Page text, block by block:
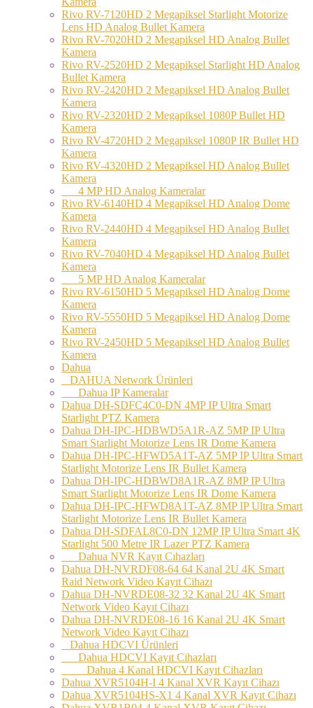
Rivo RV-7120HD 2 Megapiksel Starlight Motorize
Lens HD Analog Bullet Kamera
Rivo RV-7020HD 2 Megapiksel HD Analog Bullet
Kamera
Rivo RV-2520HD 2 Megapiksel Starlight HD Analog
Bullet Kamera
Rivo RV-2420HD 2 Megapiksel HD Analog Bullet
Kamera
Rivo RV-2320HD 2 Megapiksel 1080P Bullet HD
Kamera
Rivo RV-4720HD 2 Megapiksel 1080P IR Bullet HD
Kamera
Rivo RV-4320HD 2 Megapiksel HD Analog Bullet
Kamera
4 MP HD Analog Kameralar
Rivo RV-6140HD 4 Megapiksel HD Analog Dome
Kamera
Rivo RV-2440HD 4 Megapiksel HD Analog Bullet
Kamera
Rivo RV-7040HD 4 Megapiksel HD Analog Bullet
Kamera
5 MP HD Analog Kameralar
Rivo RV-6150HD 5 Megapiksel HD Analog Dome
Kamera
Rivo RV-5550HD 5 Megapiksel HD Analog Dome
Kamera
Rivo RV-2450HD 5 Megapiksel HD Analog Bullet
Kamera
Dahua
DAHUA Network Ürünleri
Dahua IP Kameralar
Dahua DH-SDFC4C0-DN 4MP IP Ultra Smart
Starlight PTZ Kamera
Dahua DH-IPC-HDBWD5A1R-AZ 5MP IP Ultra
Smart Starlight Motorize Lens IR Dome Kamera
Dahua DH-IPC-HFWD5A1T-AZ 5MP IP Ultra Smart
Starlight Motorize Lens IR Bullet Kamera
Dahua DH-IPC-HDBWD8A1R-AZ 8MP IP Ultra
Smart Starlight Motorize Lens IR Dome Kamera
Dahua DH-IPC-HFWD8A1T-AZ 8MP IP Ultra Smart
Starlight Motorize Lens IR Bullet Kamera
Dahua DH-SDFAL8C0-DN 12MP IP Ultra Smart 4K
Starlight 500 Metre IR Lazer PTZ Kamera
Dahua NVR Kayıt Cıhazları
Dahua DH-NVRDF08-64 64 Kanal 2U 4K Smart
Raid Network Video Kayıt Cihazı
Dahua DH-NVRDE08-32 32 Kanal 2U 4K Smart
Network Video Kayıt Cihazı
Dahua DH-NVRDE08-16 16 Kanal 2U 4K Smart
Network Video Kayıt Cihazı
Dahua HDCVI Ürünleri
Dahua HDCVI Kayıt Cihazları
Dahua 4 Kanal HDCVI Kayıt Cihazları
Dahua XVR5104H-I 4 Kanal XVR Kayıt Cihazı
Dahua XVR5104HS-X1 4 Kanal XVR Kayıt Cihazı